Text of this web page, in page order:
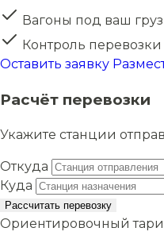
Вагоны под ваш груз
Контроль перевозки
Оставить заявку
Расчёт перевозки
Укажите станции
Откуда
Куда
Рассчитать перевозку
Ориентировочный